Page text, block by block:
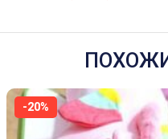
-20%